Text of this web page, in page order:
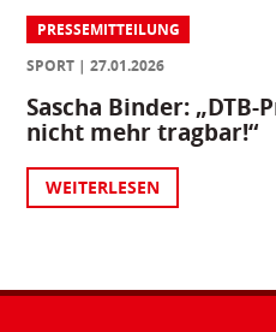
PRESSEMITTEILUNG
SPORT
27.01.2026
Sascha Binder:
nicht mehr tragbar!“
WEITERLESEN